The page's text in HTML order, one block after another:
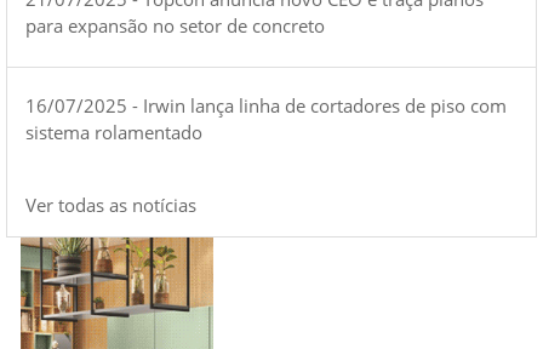
para expansão no setor de concreto
16/07/2025 - Irwin lança linha de cortadores de piso com
sistema rolamentado
Ver todas as notícias